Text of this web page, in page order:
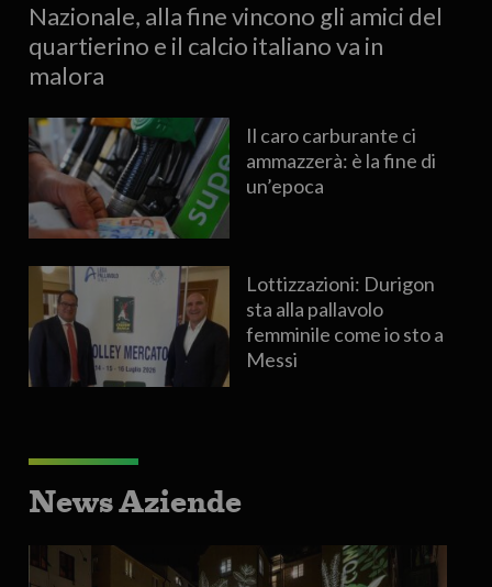
Nazionale, alla fine vincono gli amici del
quartierino e il calcio italiano va in
malora
Il caro carburante ci
ammazzerà: è la fine di
un’epoca
Lottizzazioni: Durigon
sta alla pallavolo
femminile come io sto a
Messi
News Aziende